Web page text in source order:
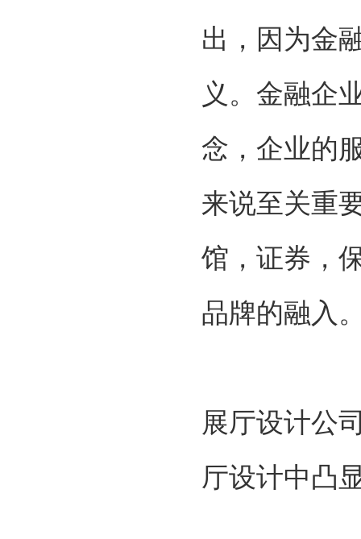
出，因为金
义。金融企
念，企业的
来说至关重
馆，证券，
品牌的融入
展厅设计公
厅设计中凸